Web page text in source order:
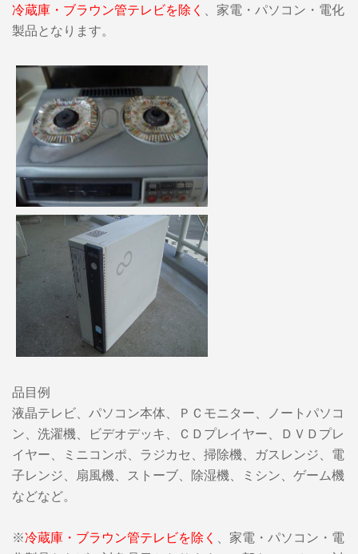
冷蔵庫・ブラウン管テレビを除く 、家電・パソコン・電化
製品となります。
品目例
液晶テレビ、パソコン本体、ＰＣモニター、ノートパソコ
ン、洗濯機、ビデオデッキ、ＣＤプレイヤー、ＤＶＤプレ
イヤー、ミニコンポ、ラジカセ、掃除機、ガスレンジ、電
子レンジ、扇風機、ストーブ、除湿機、ミシン、ゲーム機
などなど。
※冷蔵庫・ブラウン管テレビを除く 、家電・パソコン・電